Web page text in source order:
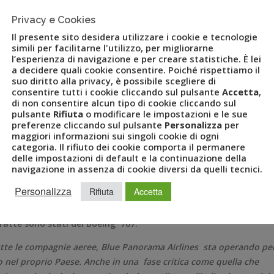
aerea di bandiera italiana, con l’obiettivo di fornire un
come quello attuale a causa dell’emergenza da Covid-19,
ai cittadini italiani che si trovino all’estero di
quasi mille connazionali dalla Repubblica Dominicana,
ha organizzato due voli provenienti da Santo Domingo, il
in totale 532 passeggeri. Da Luanda, in Angola, e dalla
hanno fatto il proprio rientro in Italia.
da Lisbona che sono ritornati in Italia e altri 150 quelli
all’Italia è stato operato attraverso un Boeing 737,
sono stati dei Boeing 767.
le compagnie aeree, Blue Panorama Airlines sta operando
proprio Paese. Anche in una fase critica come quella che
Privacy e Cookies
Il presente sito desidera utilizzare i cookie e tecnologie
simili per facilitarne l'utilizzo, per migliorarne
l’esperienza di navigazione e per creare statistiche. È lei
a decidere quali cookie consentire. Poiché rispettiamo il
suo diritto alla privacy, è possibile scegliere di
consentire tutti i cookie cliccando sul pulsante Accetta,
di non consentire alcun tipo di cookie cliccando sul
pulsante Rifiuta o modificare le impostazioni e le sue
preferenze cliccando sul pulsante Personalizza per
maggiori informazioni sui singoli cookie di ogni
categoria. Il rifiuto dei cookie comporta il permanere
delle impostazioni di default e la continuazione della
navigazione in assenza di cookie diversi da quelli tecnici.
Personalizza Rifiuta Accetta